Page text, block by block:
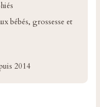
bébés, grossesse et
2014